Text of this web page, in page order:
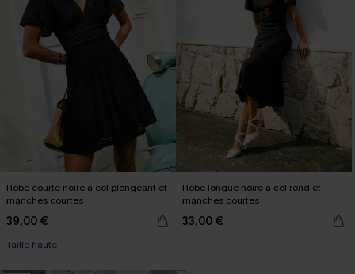
Robe courte noire à col plongeant et
manches courtes
39,00 €
Taille haute
Robe longue noire à col rond et
manches courtes
33,00 €